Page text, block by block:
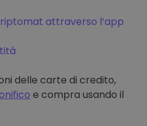
attraverso l’app
delle carte di credito,
e compra usando il